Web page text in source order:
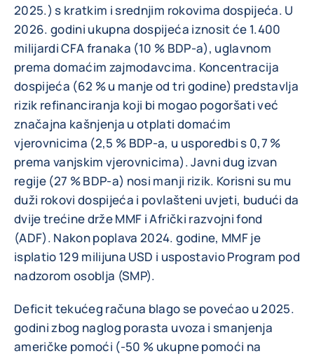
2025.) s kratkim i srednjim rokovima dospijeća. U
2026. godini ukupna dospijeća iznosit će 1.400
milijardi CFA franaka (10 % BDP-a), uglavnom
prema domaćim zajmodavcima. Koncentracija
dospijeća (62 % u manje od tri godine) predstavlja
rizik refinanciranja koji bi mogao pogoršati već
značajna kašnjenja u otplati domaćim
vjerovnicima (2,5 % BDP-a, u usporedbi s 0,7 %
prema vanjskim vjerovnicima). Javni dug izvan
regije (27 % BDP-a) nosi manji rizik. Korisni su mu
duži rokovi dospijeća i povlašteni uvjeti, budući da
dvije trećine drže MMF i Afrički razvojni fond
(ADF). Nakon poplava 2024. godine, MMF je
isplatio 129 milijuna USD i uspostavio Program pod
nadzorom osoblja (SMP).
Deficit tekućeg računa blago se povećao u 2025.
godini zbog naglog porasta uvoza i smanjenja
američke pomoći (-50 % ukupne pomoći na